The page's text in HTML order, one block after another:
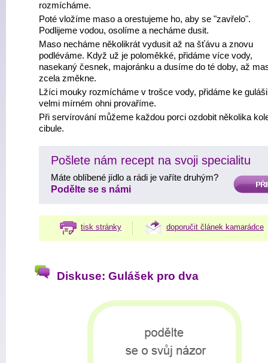
rozmícháme.
Poté vložíme maso a orestujeme ho, aby se "zavřelo".
Podlijeme vodou, osolíme a necháme dusit.
Maso necháme několikrát vydusit až na šťávu a znovu
podléváme. Když už je poloměkké, přidáme více vody,
nasekaný česnek, majoránku a dusíme do té doby, až
zcela změkne.
Lžíci mouky rozmícháme v trošce vody, přidáme ke
velmi mírném ohni provaříme.
Při servírování můžeme každou porci ozdobit několika
cibule.
Pošlete nám recept na svoji specialitu
PŘIDAT
Máte oblíbené jídlo a rádi je vaříte druhým?
Podělte se s námi
tisk stránky doporučit článek kamarádce
Diskuse: Gulášek pro dva